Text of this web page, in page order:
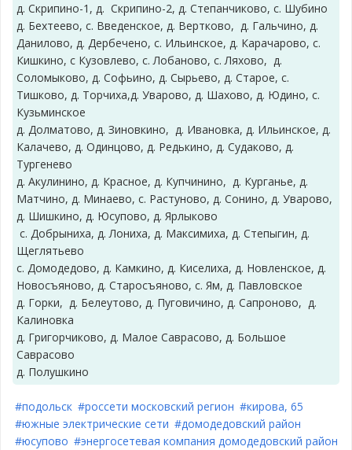
д. Скрипино-1, д. Скрипино-2, д. Степанчиково, с. Шубино
д. Бехтеево, с. Введенское, д. Вертково, д. Гальчино, д.
Данилово, д. Дербечено, с. Ильинское, д. Карачарово, с.
Кишкино, с Кузовлево, с. Лобаново, с. Ляхово, д.
Соломыково, д. Софьино, д. Сырьево, д. Старое, с.
Тишково, д. Торчиха,д. Уварово, д. Шахово, д. Юдино, с.
Кузьминское
д. Долматово, д. Зиновкино, д. Ивановка, д. Ильинское, д.
Калачево, д. Одинцово, д. Редькино, д. Судаково, д.
Тургенево
д. Акулинино, д. Красное, д. Купчинино, д. Курганье, д.
Матчино, д. Минаево, с. Растуново, д. Сонино, д. Уварово,
д. Шишкино, д. Юсупово, д. Ярлыково
с. Добрыниха, д. Лониха, д. Максимиха, д. Степыгин, д.
Щеглятьево
с. Домодедово, д. Камкино, д. Киселиха, д. Новленское, д.
Новосъяново, д. Старосъяново, с. Ям, д. Павловское
д. Горки, д. Белеутово, д. Пуговичино, д. Сапроново, д.
Калиновка
д. Григорчиково, д. Малое Саврасово, д. Большое
Саврасово
д. Полушкино
#подольск #россети московский регион #кирова, 65
#южные электрические сети #домодедовский район
#юсупово #энергосетевая компания домодедовский район